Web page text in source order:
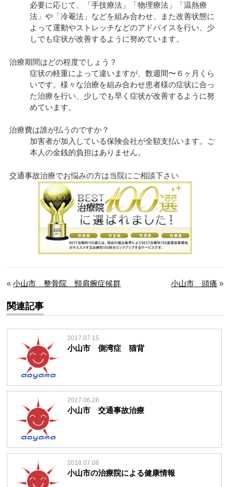
必要に応じて、「手技療法」「物理療法」「温熱療
法」や「冷罨法」などを組み合わせ、また改善状態に
よって運動やストレッチなどのアドバイスを行い、少
しでも症状が改善するように努めています。
治療期間はどの程度でしょう？
症状の軽重によって違いますが、数週間〜６ヶ月くら
いです。様々な治療を組み合わせ患者様の症状に合っ
た治療を行い、少しでも早く症状が改善するように努
めています。
治療費は誰が払うのですか？
加害者が加入している保険会社が全額支払います。ご
本人の金銭的負担はありません。
交通事故治療でお悩みの方は当院にご相談下さい
«小山市 整骨院 頸肩腕症候群 小山市 頭痛 »
関連記事
2017.07.15
小山市 側湾症 猫背
2017.06.28
小山市 交通事故治療
2018.07.08
小山市の治療院による健康情報